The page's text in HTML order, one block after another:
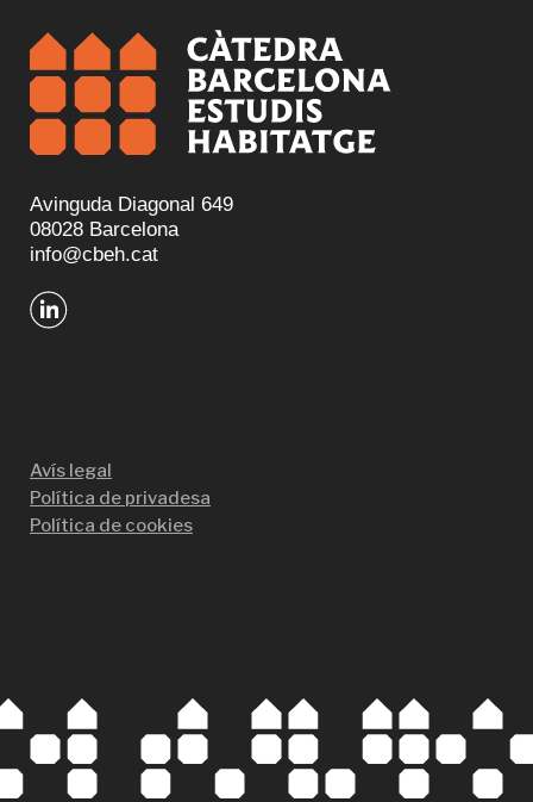
Avinguda Diagonal 649
08028 Barcelona
info@cbeh.cat
Avís legal
Política de privadesa
Política de cookies